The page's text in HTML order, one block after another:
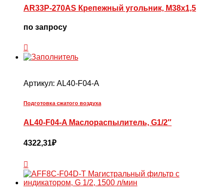
AR33P-270AS Крепежный угольник, M38x1,5
по запросу
Артикул: AL40-F04-A
Подготовка сжатого воздуха
AL40-F04-A Маслораспылитель, G1/2″
4322,31₽